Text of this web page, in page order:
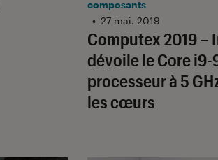
Computex 2019 –
dévoile le Core
processeur à 5
les cœurs
composants
• 27 mai. 2019